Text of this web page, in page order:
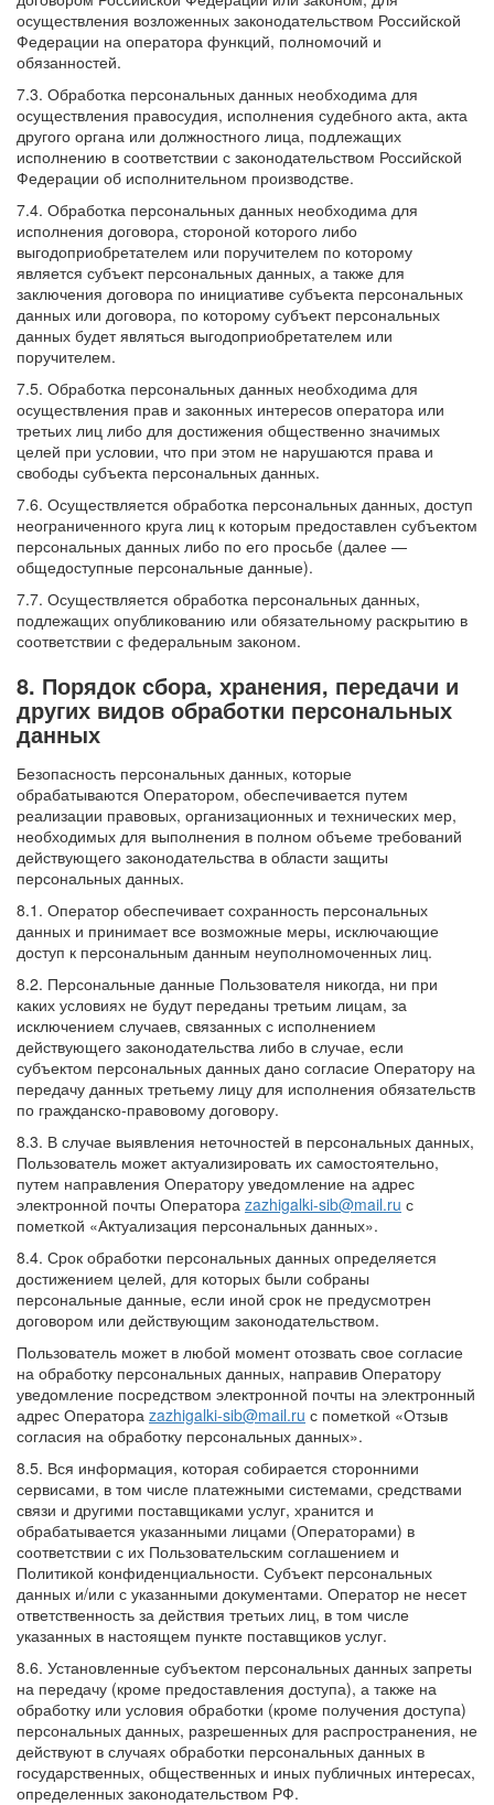
осуществления возложенных законодательством Российской
Федерации на оператора функций, полномочий и
обязанностей.
7.3. Обработка персональных данных необходима для
осуществления правосудия, исполнения судебного акта, акта
другого органа или должностного лица, подлежащих
исполнению в соответствии с законодательством Российской
Федерации об исполнительном производстве.
7.4. Обработка персональных данных необходима для
исполнения договора, стороной которого либо
выгодоприобретателем или поручителем по которому
является субъект персональных данных, а также для
заключения договора по инициативе субъекта персональных
данных или договора, по которому субъект персональных
данных будет являться выгодоприобретателем или
поручителем.
7.5. Обработка персональных данных необходима для
осуществления прав и законных интересов оператора или
третьих лиц либо для достижения общественно значимых
целей при условии, что при этом не нарушаются права и
свободы субъекта персональных данных.
7.6. Осуществляется обработка персональных данных, доступ
неограниченного круга лиц к которым предоставлен субъектом
персональных данных либо по его просьбе (далее —
общедоступные персональные данные).
7.7. Осуществляется обработка персональных данных,
подлежащих опубликованию или обязательному раскрытию в
соответствии с федеральным законом.
8. Порядок сбора, хранения, передачи и
других видов обработки персональных
данных
Безопасность персональных данных, которые
обрабатываются Оператором, обеспечивается путем
реализации правовых, организационных и технических мер,
необходимых для выполнения в полном объеме требований
действующего законодательства в области защиты
персональных данных.
8.1. Оператор обеспечивает сохранность персональных
данных и принимает все возможные меры, исключающие
доступ к персональным данным неуполномоченных лиц.
8.2. Персональные данные Пользователя никогда, ни при
каких условиях не будут переданы третьим лицам, за
исключением случаев, связанных с исполнением
действующего законодательства либо в случае, если
субъектом персональных данных дано согласие Оператору на
передачу данных третьему лицу для исполнения обязательств
по гражданско-правовому договору.
8.3. В случае выявления неточностей в персональных данных,
Пользователь может актуализировать их самостоятельно,
путем направления Оператору уведомление на адрес
электронной почты Оператора zazhigalki-sib@mail.ru с
пометкой «Актуализация персональных данных».
8.4. Срок обработки персональных данных определяется
достижением целей, для которых были собраны
персональные данные, если иной срок не предусмотрен
договором или действующим законодательством.
Пользователь может в любой момент отозвать свое согласие
на обработку персональных данных, направив Оператору
уведомление посредством электронной почты на электронный
адрес Оператора zazhigalki-sib@mail.ru с пометкой «Отзыв
согласия на обработку персональных данных».
8.5. Вся информация, которая собирается сторонними
сервисами, в том числе платежными системами, средствами
связи и другими поставщиками услуг, хранится и
обрабатывается указанными лицами (Операторами) в
соответствии с их Пользовательским соглашением и
Политикой конфиденциальности. Субъект персональных
данных и/или с указанными документами. Оператор не несет
ответственность за действия третьих лиц, в том числе
указанных в настоящем пункте поставщиков услуг.
8.6. Установленные субъектом персональных данных запреты
на передачу (кроме предоставления доступа), а также на
обработку или условия обработки (кроме получения доступа)
персональных данных, разрешенных для распространения, не
действуют в случаях обработки персональных данных в
государственных, общественных и иных публичных интересах,
определенных законодательством РФ.